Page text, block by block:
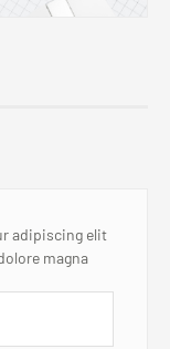
adipiscing elit
magna